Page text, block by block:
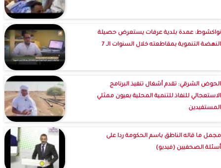
نواكشوط: عمدة بلدية عرفات يستعرض حصيلة
النهضة التنموية بمقاطعته خلال السنوات الـ 7
الحوض الشرقي: تقدم أشغال تنفيذ البرنامج
الاستعجالي للنفاذ للتنمية المحلية بعيون ممثلي
المستفيدين
مجمل ما قاله الناطق باسم الحكومة ردا على
أسئلة الصحفيين (فيديو)